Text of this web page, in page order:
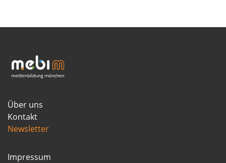
Über uns
Kontakt
Newsletter
Impressum